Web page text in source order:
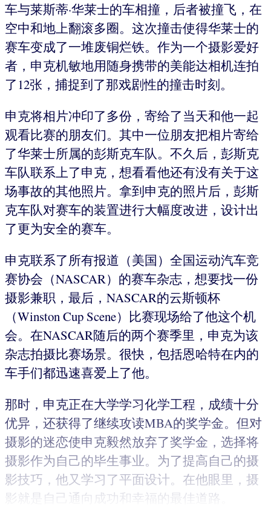
车与莱斯蒂·华莱士的车相撞，后者被撞飞，在
空中和地上翻滚多圈。这次撞击使得华莱士的
赛车变成了一堆废铜烂铁。作为一个摄影爱好
者，申克机敏地用随身携带的美能达相机连拍
了12张，捕捉到了那戏剧性的撞击时刻。
申克将相片冲印了多份，寄给了当天和他一起
观看比赛的朋友们。其中一位朋友把相片寄给
了华莱士所属的彭斯克车队。不久后，彭斯克
车队联系上了申克，想看看他还有没有关于这
场事故的其他照片。拿到申克的照片后，彭斯
克车队对赛车的装置进行大幅度改进，设计出
了更为安全的赛车。
申克联系了所有报道（美国）全国运动汽车竞
赛协会（NASCAR）的赛车杂志，想要找一份
摄影兼职，最后，NASCAR的云斯顿杯
（Winston Cup Scene）比赛现场给了他这个机
会。在NASCAR随后的两个赛季里，申克为该
杂志拍摄比赛场景。很快，包括恩哈特在内的
车手们都迅速喜爱上了他。
那时，申克正在大学学习化学工程，成绩十分
优异，还获得了继续攻读MBA的奖学金。但对
摄影的迷恋使申克毅然放弃了奖学金，选择将
摄影作为自己的毕生事业。为了提高自己的摄
影技巧，他又学习了平面设计。在他眼里，摄
影就是自己通向成功和幸福的最佳道路。